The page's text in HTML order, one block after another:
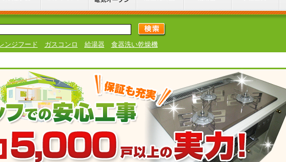
ンジフード ガスコンロ 給湯器 食器洗い乾燥機